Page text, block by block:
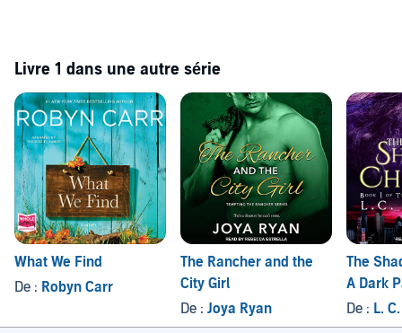
Livre 1 dans une autre série
What We Find
De : Robyn Carr
The Rancher and the
City Girl
De : Joya Ryan
The
A Dark
Fantasy
De : L.